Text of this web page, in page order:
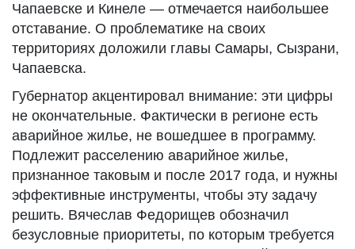
Чапаевске и Кинеле — отмечается наибольшее
отставание. О проблематике на своих
территориях доложили главы Самары, Сызрани,
Чапаевска.
Губернатор акцентировал внимание: эти цифры
не окончательные. Фактически в регионе есть
аварийное жилье, не вошедшее в программу.
Подлежит расселению аварийное жилье,
признанное таковым и после 2017 года, и нужны
эффективные инструменты, чтобы эту задачу
решить. Вячеслав Федорищев обозначил
безусловные приоритеты, по которым требуется